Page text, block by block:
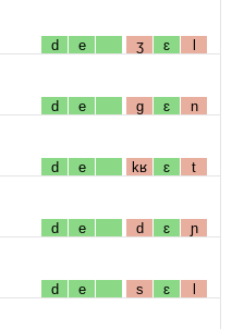
d e ʒ ɛ l
d e g ɛ n
d e kʁ ɛ t
d e d ɛ ɲ
d e s ɛ l